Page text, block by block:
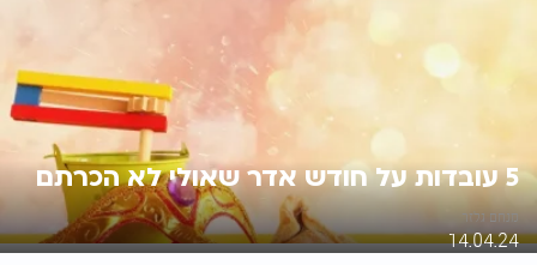
5 עובדות על חודש אדר שאולי לא הכרתם
מנחם גלזר
14.04.24